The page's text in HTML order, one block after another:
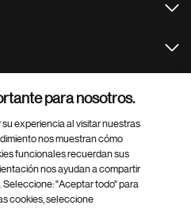
para nosotros.
experiencia al visitar nuestras
nos muestran cómo
funcionales recuerdan sus
nos ayudan a compartir
"Aceptar todo" para
cookies, seleccione